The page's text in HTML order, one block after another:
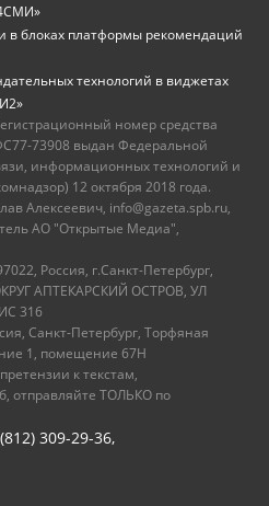
в блоках платформы рекомендаций
технологий в виджетах
номер средства
73908 выдан Федеральной
информационных технологий и
12 октября 2018 года.
Алексеевич, info@gazeta.spb.ru,
АО "Открытые Медиа",
Россия, г.Санкт-Петербург,
АПТЕКАРСКИЙ ОСТРОВ, УЛ
316
Санкт-Петербург, Торфяная
1, помещение 67Н
к текстам,
отправляйте ТОЛЬКО по
309-29-36,